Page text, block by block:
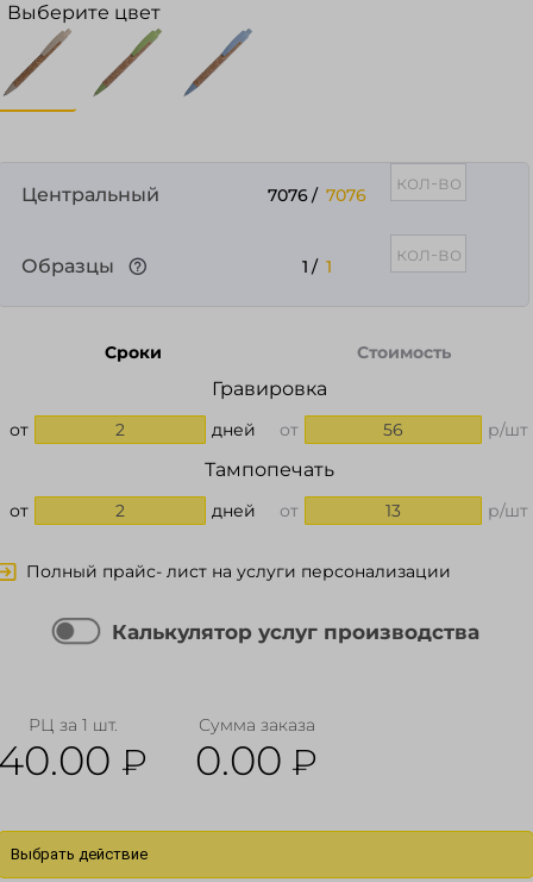
Выберите цвет
Центральный
Образцы
7076/ 7076
1 / 1
Сроки Стоимость
Гравировка
от 2 дней от 56 р/шт
Тампопечать
от 2 дней от 13 р/шт
Полный прайс- лист на услуги персонализации
Калькулятор услуг производства
РЦ за 1 шт.
₽
Сумма заказа
0.00 ₽
Выбрать действие